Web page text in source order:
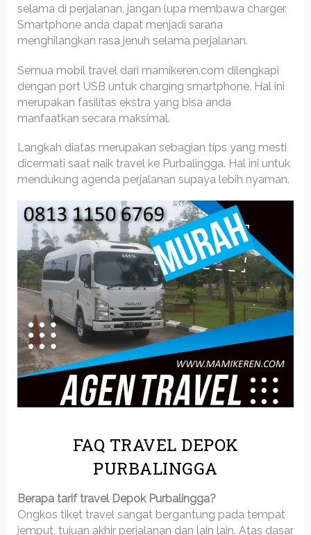
selama di perjalanan, jangan lupa membawa charger.
Smartphone anda dapat menjadi sarana
menghilangkan rasa jenuh selama perjalanan.
Semua mobil travel dari mamikeren.com dilengkapi
dengan port USB untuk charging smartphone. Hal ini
merupakan fasilitas ekstra yang bisa anda
manfaatkan secara maksimal.
Langkah diatas merupakan sebagian tips yang mesti
dicermati saat naik travel ke Purbalingga. Hal ini untuk
mendukung agenda perjalanan supaya lebih nyaman.
FAQ TRAVEL DEPOK
PURBALINGGA
Berapa tarif travel Depok Purbalingga?
Ongkos tiket travel sangat bergantung pada tempat
jemput, tujuan akhir perjalanan dan lain lain. Atas dasar